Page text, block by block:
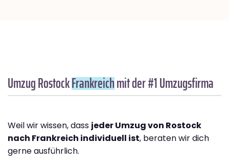
Umzug RostockFrankreichmit der #1 Umzugsfirma
Weil wir wissen, dass jeder Umzug von Rostock
nach Frankreich individuell ist, beraten wir dich
gerne ausführlich.